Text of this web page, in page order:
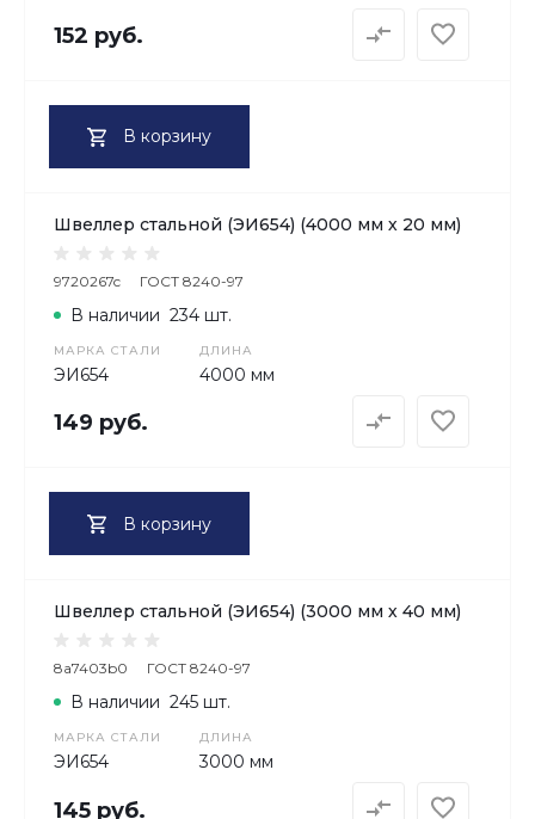
152 руб.
В корзину
Швеллер стальной (ЭИ654) (4000 мм х 20 мм)
9720267c ГОСТ 8240-97
МАРКА СТАЛИ
ЭИ654
ДЛИНА
4000 мм
В наличии 234 шт.
149 руб.
В корзину
Швеллер стальной (ЭИ654) (3000 мм х 40 мм)
8a7403b0 ГОСТ 8240-97
МАРКА СТАЛИ
ЭИ654
ДЛИНА
3000 мм
В наличии 245 шт.
145 руб.